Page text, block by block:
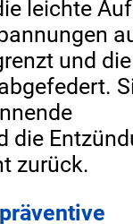
leichte
und die
die
zurück.
präventive